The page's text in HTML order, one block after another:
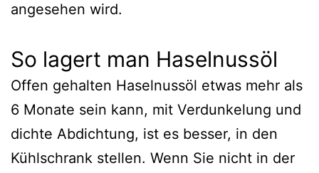
angesehen wird.
So lagert man Haselnussöl
Offen gehalten Haselnussöl etwas mehr als
6 Monate sein kann, mit Verdunkelung und
dichte Abdichtung, ist es besser, in den
Kühlschrank stellen. Wenn Sie nicht in der